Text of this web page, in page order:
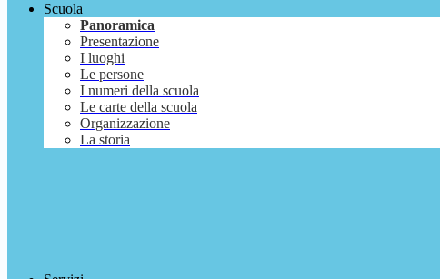
Scuola
Panoramica
Presentazione
I luoghi
Le persone
I numeri della scuola
Le carte della scuola
Organizzazione
La storia